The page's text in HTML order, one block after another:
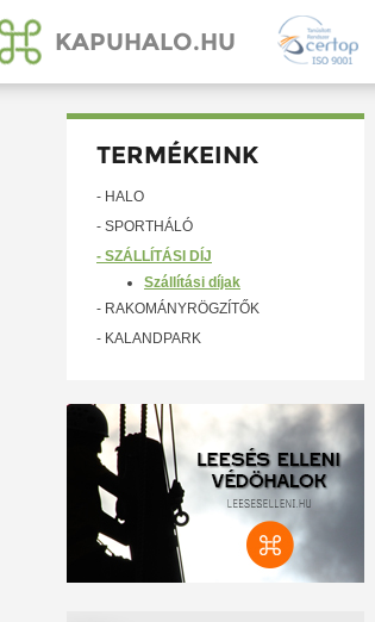
KAPUHALO.HU
TERMÉKEINK
- HÁLÓ
- SPORTHÁLÓ
- SZÁLLÍTÁSI DÍJ
Szállítási díjak
- RAKOMÁNYRÖGZÍTŐK
- KALANDPARK